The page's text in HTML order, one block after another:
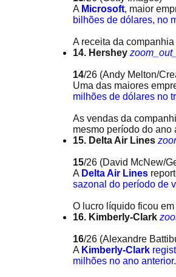
A Microsoft, maior
bilhões de dólares, no
A receita da
14. Hershey
14/26 (Andy Melton/
Uma das maiores
milhões de dólares no
As vendas da
mesmo período do ano
15. Delta Air Lines
15/26 (David McNew/
A Delta Air Lines
sazonal do período de
O lucro líquido ficou
16. Kimberly-Clark
16/26 (Alexandre
A Kimberly-Clark
milhões no ano anterior.